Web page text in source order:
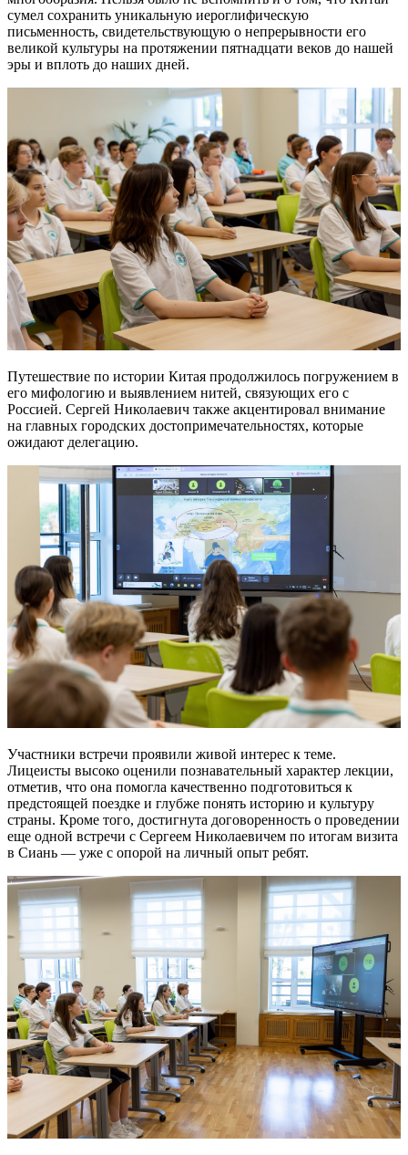
сумел сохранить уникальную иероглифическую
письменность, свидетельствующую о непрерывности его
великой культуры на протяжении пятнадцати веков до нашей
эры и вплоть до наших дней.
Путешествие по истории Китая продолжилось погружением в
его мифологию и выявлением нитей, связующих его с
Россией. Сергей Николаевич также акцентировал внимание
на главных городских достопримечательностях, которые
ожидают делегацию.
Участники встречи проявили живой интерес к теме.
Лицеисты высоко оценили познавательный характер лекции,
отметив, что она помогла качественно подготовиться к
предстоящей поездке и глубже понять историю и культуру
страны. Кроме того, достигнута договоренность о проведении
еще одной встречи с Сергеем Николаевичем по итогам визита
в Сиань — уже с опорой на личный опыт ребят.